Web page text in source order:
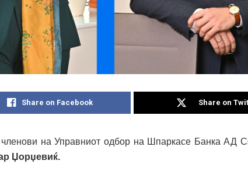
Share on Facebook Share on
на Управниот одбор на Шпаркасе Банка АД
Џорџевиќ.